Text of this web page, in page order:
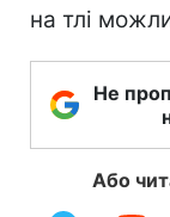
на тлі
Не
Або